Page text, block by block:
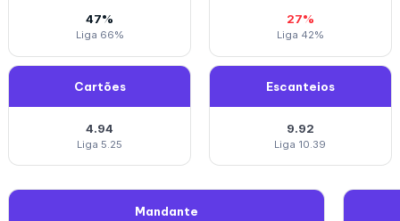
47%
Liga 66%
27%
Liga 42%
Cartões
4.94
Liga 5.25
Escanteios
9.92
Liga 10.39
Mandante